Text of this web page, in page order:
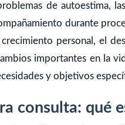
de autoestima,
durante
personal, el
importantes en la
y objetivos
consulta: qué